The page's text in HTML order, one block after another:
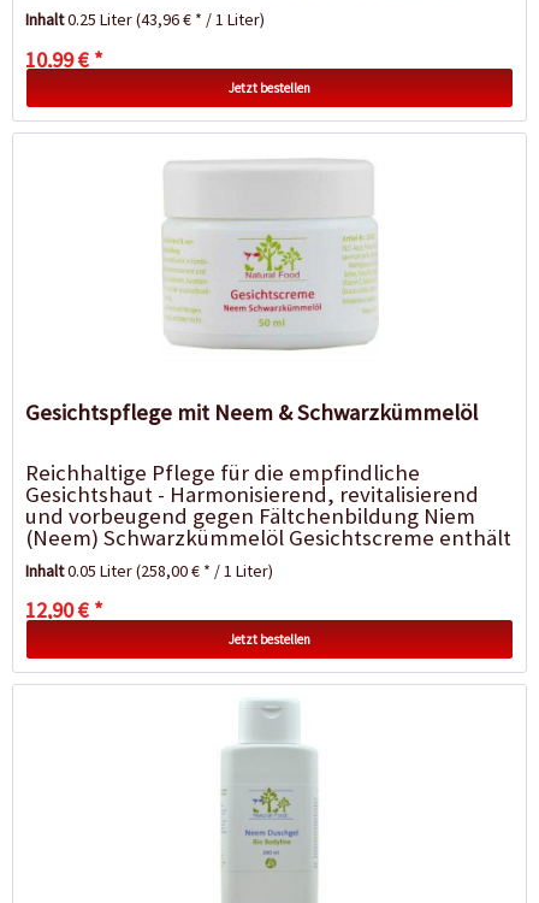
konzentrierten Neem-Wirkstoffe...
Inhalt0.25 Liter(43,96 € * / 1 Liter)
10,99 € *
Jetzt bestellen
Gesichtspflege mit Neem & Schwarzkümmelöl
Reichhaltige Pflege für die empfindliche
Gesichtshaut - Harmonisierend, revitalisierend
und vorbeugend gegen Fältchenbildung Niem
(Neem) Schwarzkümmelöl Gesichtscreme enthält
Ägyptisches...
Inhalt0.05 Liter(258,00 € * / 1 Liter)
12,90 € *
Jetzt bestellen